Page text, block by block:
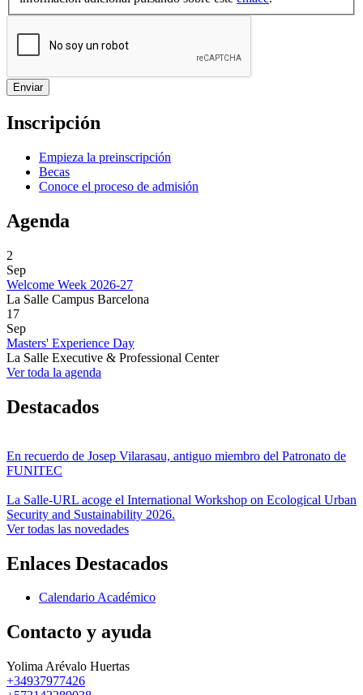
Inscripción
Empieza la preinscripción
Becas
Conoce el proceso de admisión
Agenda
2
Sep
Welcome Week 2026-27
La Salle Campus Barcelona
17
Sep
Masters' Experience Day
La Salle Executive & Professional Center
Ver toda la agenda
Destacados
En recuerdo de Josep Vilarasau, antiguo miembro del Patronato de
FUNITEC
La Salle-URL acoge el International Workshop on Ecological Urban
Security and Sustainability 2026.
Ver todas las novedades
Enlaces Destacados
Calendario Académico
Contacto y ayuda
Yolima Arévalo Huertas
+34937977426